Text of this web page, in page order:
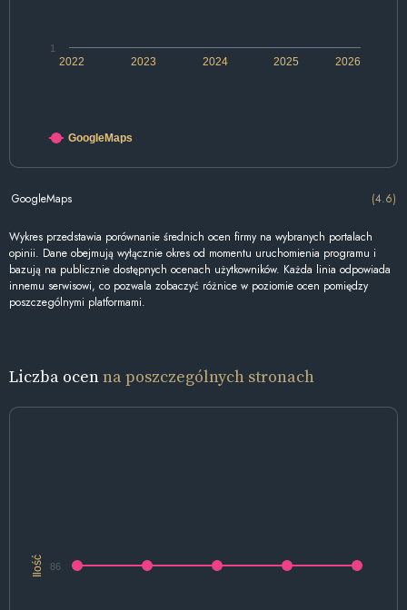
2022 2024 2026
2023 2025
1
GoogleMaps
GoogleMaps (4.6)
Wykres przedstawia porównanie średnich ocen firmy na wybranych portalach
opinii. Dane obejmują wyłącznie okres od momentu uruchomienia programu i
bazują na publicznie dostępnych ocenach użytkowników. Każda linia odpowiada
innemu serwisowi, co pozwala zobaczyć różnice w poziomie ocen pomiędzy
poszczególnymi platformami.
Liczba ocenna poszczególnych stronach
Ilość 86